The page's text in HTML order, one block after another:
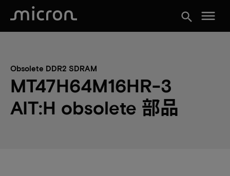
search menu
Obsolete DDR2 SDRAM
MT47H64M16HR-3
AIT:H obsolete 部品